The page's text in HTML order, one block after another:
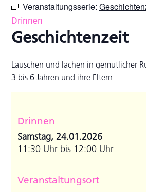
Veranstaltungsserie:
Drinnen
Geschichtenzeit
Lauschen und lachen in gemütlicher
3 bis 6 Jahren und ihre Eltern
Drinnen
Samstag, 24.01.2026
11:30 Uhr bis 12:00 Uhr
Veranstaltungsort